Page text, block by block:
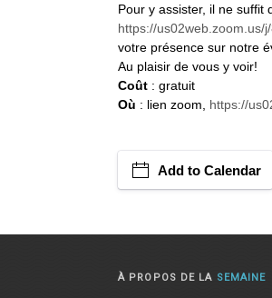
Pour y assister, il ne suffit
https://us02web.zoom.us/
votre présence sur notre
Au plaisir de vous y voir!
Coût : gratuit
Où : lien zoom, https://
Add to Calendar
À PROPOS DE LA SEMAINE